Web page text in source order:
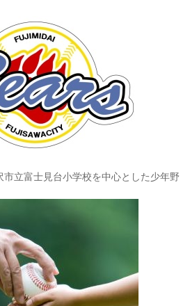
立富士見台小学校を中心とした少年野